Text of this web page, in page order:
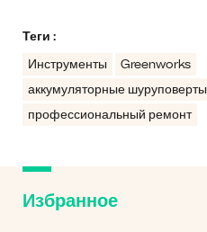
Теги :
Инструменты
Greenworks
аккумуляторные шуруповерты
профессиональный ремонт
Избранное